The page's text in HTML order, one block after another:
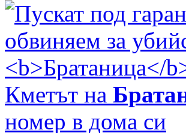
Кметът на
номер в дома си